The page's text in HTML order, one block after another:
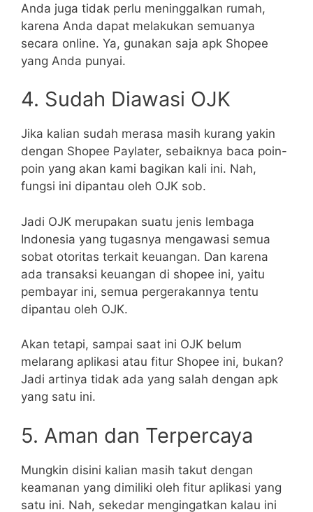
Anda juga tidak perlu meninggalkan rumah,
karena Anda dapat melakukan semuanya
secara online. Ya, gunakan saja apk Shopee
yang Anda punyai.
4. Sudah Diawasi OJK
Jika kalian sudah merasa masih kurang yakin
dengan Shopee Paylater, sebaiknya baca poin-
poin yang akan kami bagikan kali ini. Nah,
fungsi ini dipantau oleh OJK sob.
Jadi OJK merupakan suatu jenis lembaga
Indonesia yang tugasnya mengawasi semua
sobat otoritas terkait keuangan. Dan karena
ada transaksi keuangan di shopee ini, yaitu
pembayar ini, semua pergerakannya tentu
dipantau oleh OJK.
Akan tetapi, sampai saat ini OJK belum
melarang aplikasi atau fitur Shopee ini, bukan?
Jadi artinya tidak ada yang salah dengan apk
yang satu ini.
5. Aman dan Terpercaya
Mungkin disini kalian masih takut dengan
keamanan yang dimiliki oleh fitur aplikasi yang
satu ini. Nah, sekedar mengingatkan kalau ini